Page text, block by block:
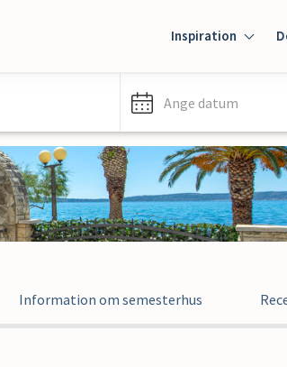
Inspiration
Ange datum
Information om semesterhus